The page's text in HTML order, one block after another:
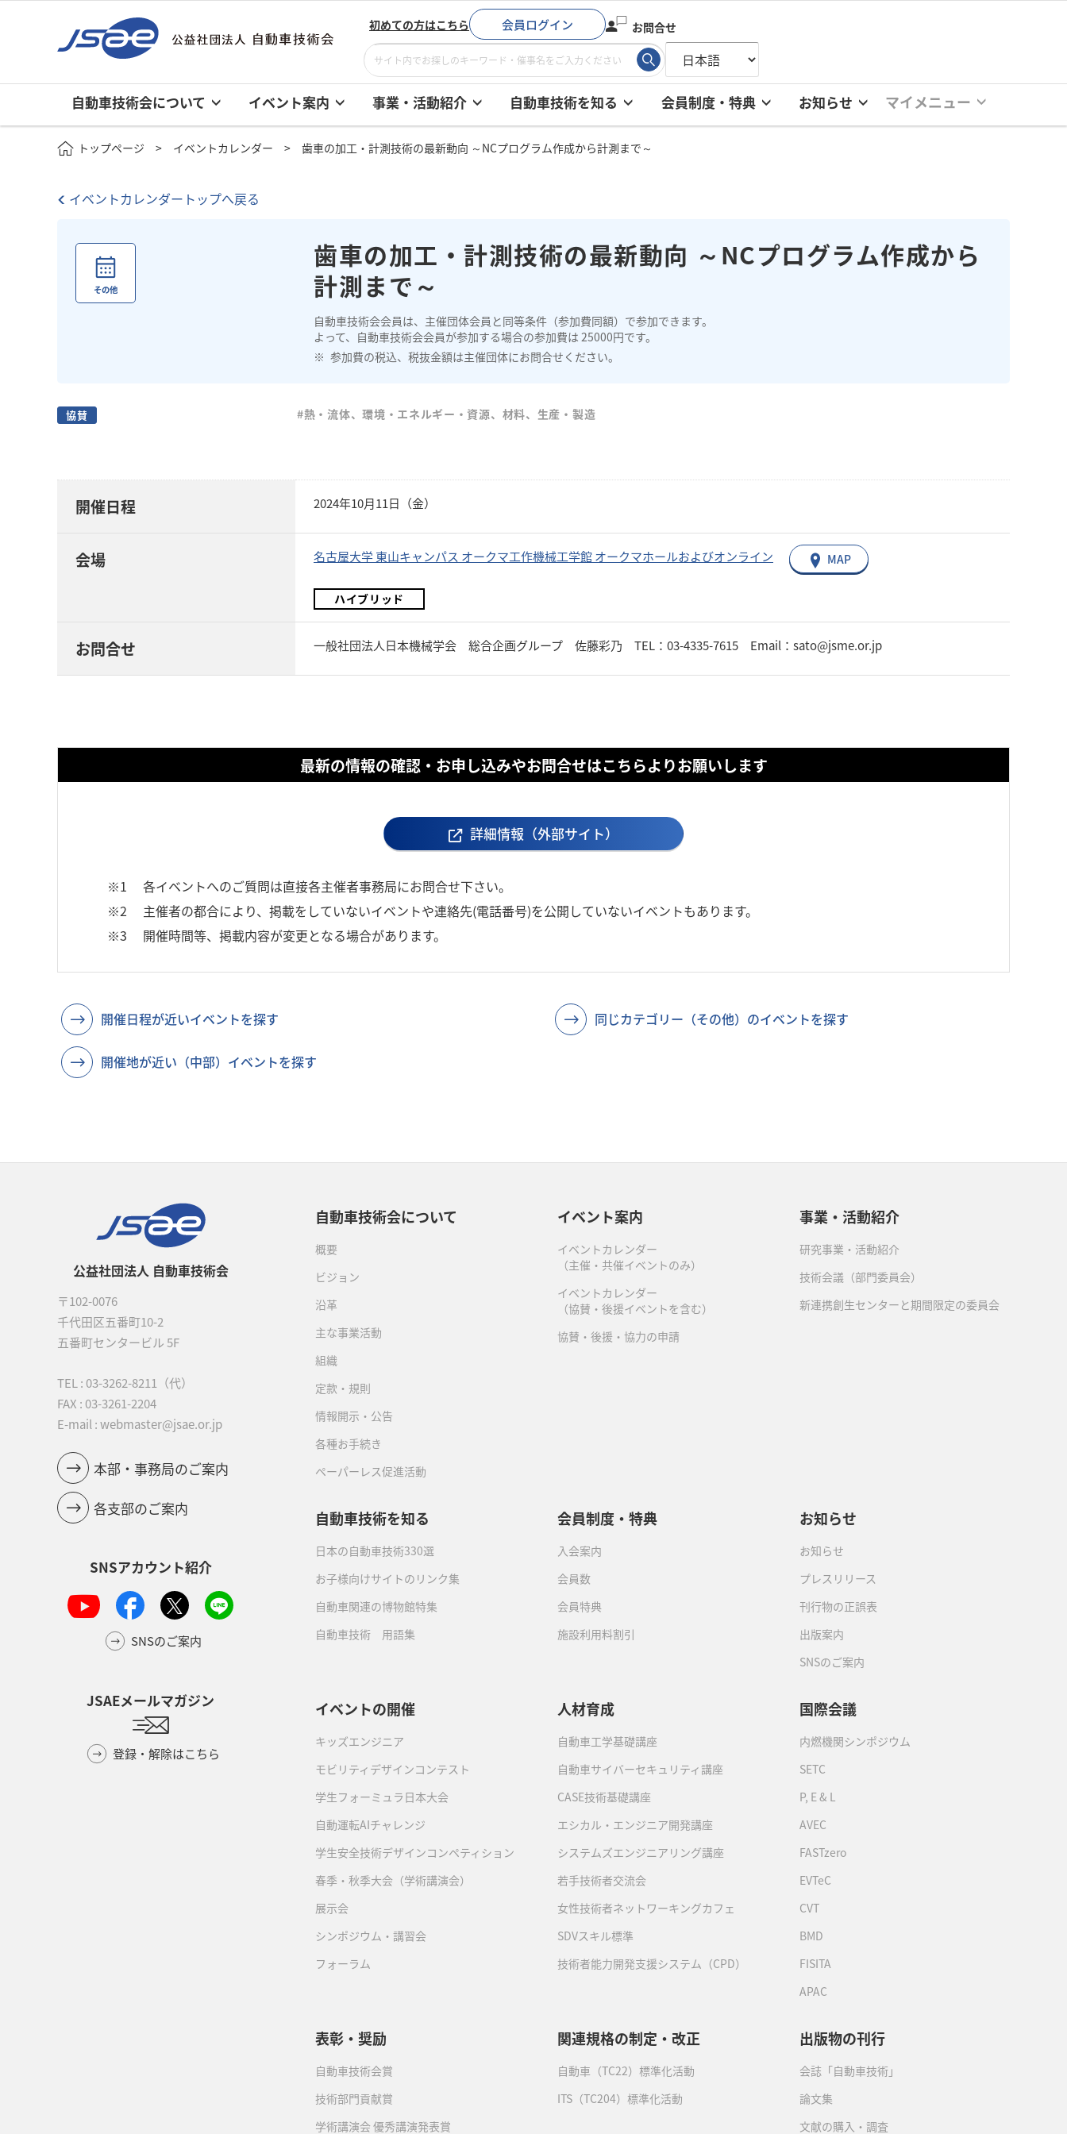
初めての方はこちら 会員ログイン お問合せ
自動車技術会について イベント案内 事業・活動紹介 自動車技術を知る 会員制度・特典 お知らせ マイメニュー
トップページ イベントカレンダー 歯車の加工・計測技術の最新動向 ～NCプログラム作成から計測まで～
イベントカレンダートップへ戻る
歯車の加工・計測技術の最新動向 ～NCプログラム作成から
計測まで～
自動車技術会会員は、主催団体会員と同等条件（参加費同額）で参加できます。
よって、自動車技術会会員が参加する場合の参加費は 25000円です。
参加費の税込、税抜金額は主催団体にお問合せください。
その他
協賛 #熱・流体、環境・エネルギー・資源、材料、生産・製造
開催日程 2024年10月11日（金）
会場 名古屋大学 東山キャンパス オークマ工作機械工学館 オークマホールおよびオンライン MAP
ハイブリッド
お問合せ 一般社団法人日本機械学会 総合企画グループ 佐藤彩乃 TEL：03-4335-7615 Email：sato@jsme.or.jp
最新の情報の確認・お申し込みやお問合せはこちらよりお願いします
詳細情報（外部サイト）
※1
各イベントへのご質問は直接各主催者事務局にお問合せ下さい。
※2
主催者の都合により、掲載をしていないイベントや連絡先(電話番号)を公開していないイベントもあります。
※3
開催時間等、掲載内容が変更となる場合があります。
開催日程が近いイベントを探す 同じカテゴリー（その他）のイベントを探す
開催地が近い（中部）イベントを探す
公益社団法人 自動車技術会
〒102-0076
千代田区五番町10-2
五番町センタービル 5F
TEL : 03-3262-8211
（代）
FAX : 03-3261-2204
E-mail : webmaster@jsae.or.jp
本部・事務局のご案内
各支部のご案内
SNSアカウント紹介
SNSのご案内
JSAEメールマガジン
登録・解除はこちら
自動車技術会について
概要
ビジョン
沿革
主な事業活動
組織
定款・規則
情報開示・公告
各種お手続き
ペーパーレス促進活動
イベント案内
イベントカレンダー
（主催・共催イベントのみ）
イベントカレンダー
（協賛・後援イベントを含む）
協賛・後援・協力の申請
事業・活動紹介
研究事業・活動紹介
技術会議（部門委員会）
新連携創生センターと期間限定の委員会
自動車技術を知る
日本の自動車技術330選
お子様向けサイトのリンク集
自動車関連の博物館特集
自動車技術 用語集
会員制度・特典
入会案内
会員数
会員特典
施設利用料割引
お知らせ
お知らせ
プレスリリース
刊行物の正誤表
出版案内
SNSのご案内
イベントの開催
キッズエンジニア
モビリティデザインコンテスト
学生フォーミュラ日本大会
自動運転AIチャレンジ
学生安全技術デザインコンペティション
春季・秋季大会（学術講演会）
展示会
シンポジウム・講習会
フォーラム
人材育成
自動車工学基礎講座
自動車サイバーセキュリティ講座
CASE技術基礎講座
エシカル・エンジニア開発講座
システムズエンジニアリング講座
若手技術者交流会
女性技術者ネットワーキングカフェ
SDVスキル標準
技術者能力開発支援システム（CPD）
国際会議
内燃機関シンポジウム
SETC
P, E & L
AVEC
FASTzero
EVTeC
CVT
BMD
FISITA
APAC
表彰・奨励
自動車技術会賞
技術部門貢献賞
学術講演会 優秀講演発表賞
関連規格の制定・改正
自動車（TC22）標準化活動
ITS（TC204）標準化活動
出版物の刊行
会誌「自動車技術」
論文集
文献の購入・調査